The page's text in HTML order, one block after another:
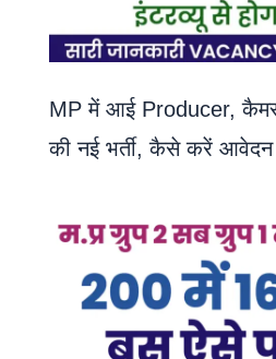
MP में आई Producer,
की नई भर्ती, कैसे करें आवेदन